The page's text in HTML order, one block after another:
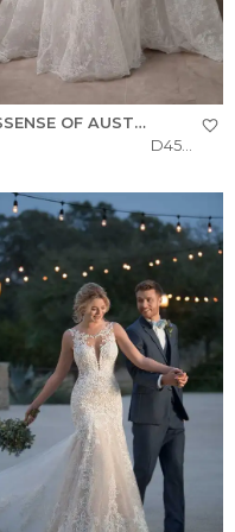
ESSENSE OF AUSTRALIA
D4554